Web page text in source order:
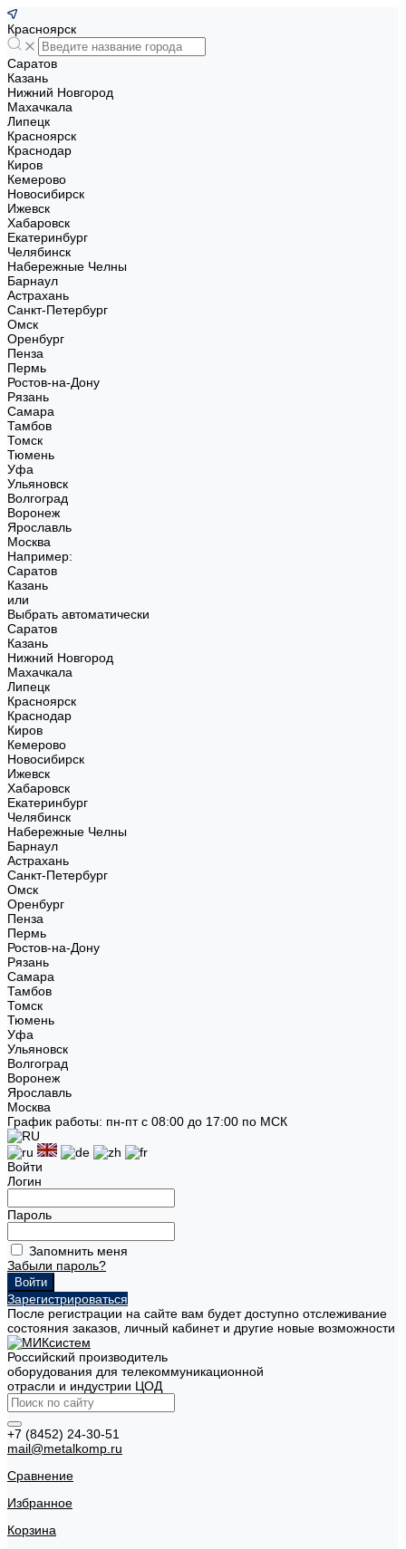
Красноярск
Саратов
Казань
Нижний Новгород
Махачкала
Липецк
Красноярск
Краснодар
Киров
Кемерово
Новосибирск
Ижевск
Хабаровск
Екатеринбург
Челябинск
Набережные Челны
Барнаул
Астрахань
Санкт-Петербург
Омск
Оренбург
Пенза
Пермь
Ростов-на-Дону
Рязань
Самара
Тамбов
Томск
Тюмень
Уфа
Ульяновск
Волгоград
Воронеж
Ярославль
Москва
Например:
Саратов
Казань
или
Выбрать автоматически
Саратов
Казань
Нижний Новгород
Махачкала
Липецк
Красноярск
Краснодар
Киров
Кемерово
Новосибирск
Ижевск
Хабаровск
Екатеринбург
Челябинск
Набережные Челны
Барнаул
Астрахань
Санкт-Петербург
Омск
Оренбург
Пенза
Пермь
Ростов-на-Дону
Рязань
Самара
Тамбов
Томск
Тюмень
Уфа
Ульяновск
Волгоград
Воронеж
Ярославль
Москва
График работы: пн-пт с 08:00 до 17:00 по МСК
Войти
Логин
Пароль
Запомнить меня
Забыли пароль?
Зарегистрироваться
После регистрации на сайте вам будет доступно отслеживание
состояния заказов, личный кабинет и другие новые возможности
Российский производитель
оборудования для телекоммуникационной
отрасли и индустрии ЦОД
+7 (8452) 24-30-51
mail@metalkomp.ru
Сравнение
Избранное
Корзина